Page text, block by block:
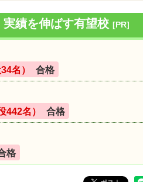
績を伸ばす有望校 [PR]
名） 合格
442名） 合格
格